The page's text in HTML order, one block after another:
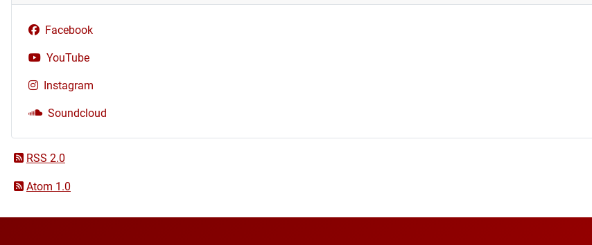
Facebook
YouTube
Instagram
Soundcloud
RSS 2.0
Atom 1.0